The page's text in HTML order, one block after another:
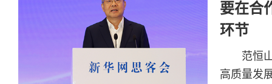
要在合
环节
范恒
高质量发